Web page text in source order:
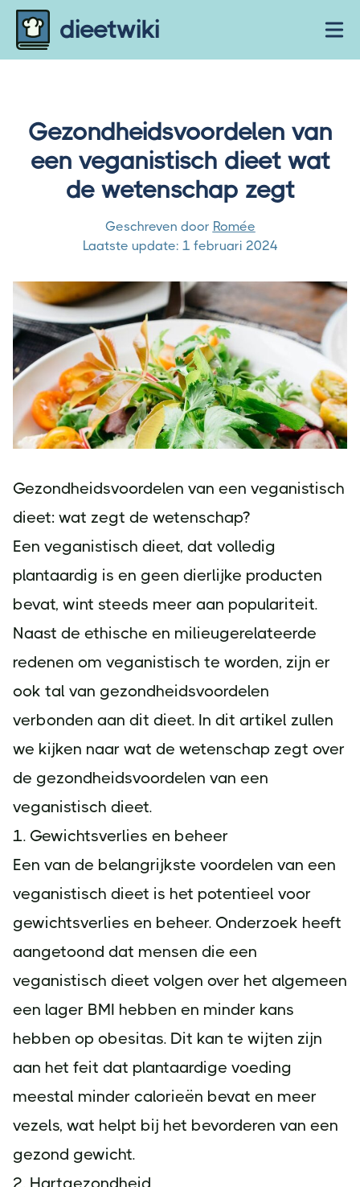
Skip to content
dieetwiki
Gezondheidsvoordelen van
een veganistisch dieet wat
de wetenschap zegt
Geschreven door Romée
Laatste update: 1 februari 2024
Gezondheidsvoordelen van een veganistisch
dieet: wat zegt de wetenschap?
Een veganistisch dieet, dat volledig
plantaardig is en geen dierlijke producten
bevat, wint steeds meer aan populariteit.
Naast de ethische en milieugerelateerde
redenen om veganistisch te worden, zijn er
ook tal van gezondheidsvoordelen
verbonden aan dit dieet. In dit artikel zullen
we kijken naar wat de wetenschap zegt over
de gezondheidsvoordelen van een
veganistisch dieet.
1. Gewichtsverlies en beheer
Een van de belangrijkste voordelen van een
veganistisch dieet is het potentieel voor
gewichtsverlies en beheer. Onderzoek heeft
aangetoond dat mensen die een
veganistisch dieet volgen over het algemeen
een lager BMI hebben en minder kans
hebben op obesitas. Dit kan te wijten zijn
aan het feit dat plantaardige voeding
meestal minder calorieën bevat en meer
vezels, wat helpt bij het bevorderen van een
gezond gewicht.